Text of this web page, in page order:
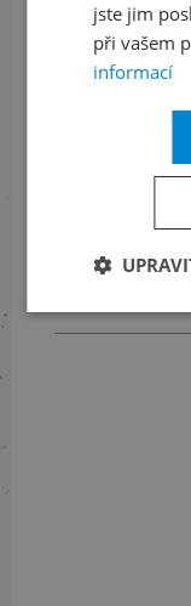
jste jim
při vašem
informací